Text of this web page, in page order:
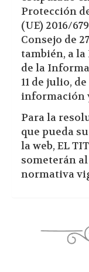
Protección
(UE) 2016/
Consejo de
también, a la
de la
11 de julio,
información
Para la
que pueda
la web, EL
someterán
normativa